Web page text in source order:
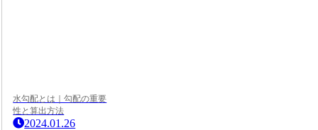
水勾配とは｜勾配の重要
性と算出方法
2024.01.26